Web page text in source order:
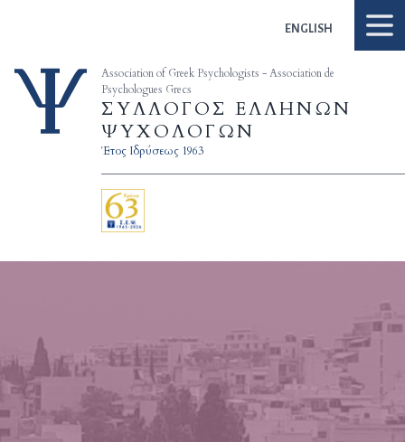
ENGLISH
Association of Greek Psychologists - Association de
Psychologues Grecs
ΣΥΛΛΟΓΟΣ ΕΛΛΗΝΩΝ
ΨΥΧΟΛΟΓΩΝ
Έτος Ιδρύσεως 1963